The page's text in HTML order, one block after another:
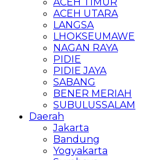
ACEH UTARA
LANGSA
LHOKSEUMAWE
NAGAN RAYA
PIDIE
PIDIE JAYA
SABANG
BENER MERIAH
SUBULUSSALAM
Daerah
Jakarta
Bandung
Yogyakarta